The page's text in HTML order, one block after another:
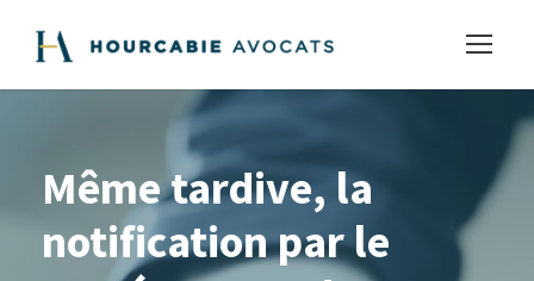
Même tardive, la
notification par le